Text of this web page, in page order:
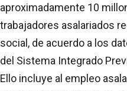
aproximadamente 10
trabajadores asalariados
social, de acuerdo a los
del Sistema Integrado
Ello incluye al empleo